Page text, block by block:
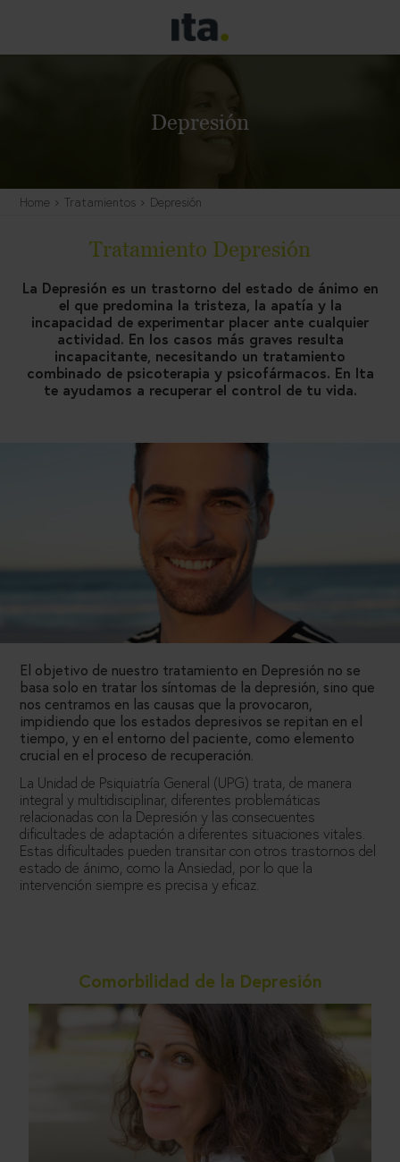
Depresión
Home Tratamientos Depresión
Tratamiento Depresión
La Depresión es un trastorno del estado de ánimo en
el que predomina la tristeza, la apatía y la
incapacidad de experimentar placer ante cualquier
actividad. En los casos más graves resulta
incapacitante, necesitando un tratamiento
combinado de psicoterapia y psicofármacos. En Ita
te ayudamos a recuperar el control de tu vida.
El objetivo de nuestro tratamiento en Depresión no se
basa solo en tratar los síntomas de la depresión, sino que
nos centramos en las causas que la provocaron,
impidiendo que los estados depresivos se repitan en el
tiempo, y en el entorno del paciente, como elemento
crucial en el proceso de recuperación.
La Unidad de Psiquiatría General (UPG) trata, de manera
integral y multidisciplinar, diferentes problemáticas
relacionadas con la Depresión y las consecuentes
dificultades de adaptación a diferentes situaciones vitales.
Estas dificultades pueden transitar con otros trastornos del
estado de ánimo, como la Ansiedad, por lo que la
intervención siempre es precisa y eficaz.
Comorbilidad de la Depresión